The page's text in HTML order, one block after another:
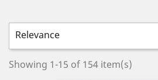
Relevance
Showing 1-15 of 154 item(s)